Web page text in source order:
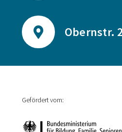
Obernstr.
Gefördert vom: